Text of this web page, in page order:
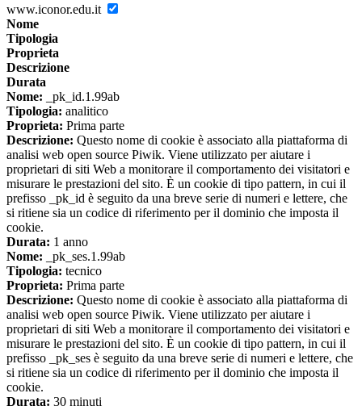
www.iconor.edu.it
Nome
Tipologia
Proprieta
Descrizione
Durata
Nome: _pk_id.1.99ab
Tipologia: analitico
Proprieta: Prima parte
Descrizione: Questo nome di cookie è associato alla piattaforma di
analisi web open source Piwik. Viene utilizzato per aiutare i
proprietari di siti Web a monitorare il comportamento dei visitatori e
misurare le prestazioni del sito. È un cookie di tipo pattern, in cui il
prefisso _pk_id è seguito da una breve serie di numeri e lettere, che
si ritiene sia un codice di riferimento per il dominio che imposta il
cookie.
Durata: 1 anno
Nome: _pk_ses.1.99ab
Tipologia: tecnico
Proprieta: Prima parte
Descrizione: Questo nome di cookie è associato alla piattaforma di
analisi web open source Piwik. Viene utilizzato per aiutare i
proprietari di siti Web a monitorare il comportamento dei visitatori e
misurare le prestazioni del sito. È un cookie di tipo pattern, in cui il
prefisso _pk_ses è seguito da una breve serie di numeri e lettere, che
si ritiene sia un codice di riferimento per il dominio che imposta il
cookie.
Durata: 30 minuti